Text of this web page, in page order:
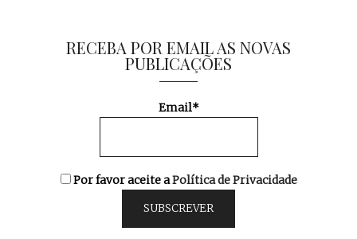
RECEBA POR EMAIL AS NOVAS
PUBLICAÇÕES
Email*
Por favor aceite aPolítica de Privacidade